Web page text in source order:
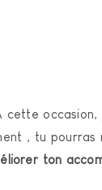
cette
, tu
ton